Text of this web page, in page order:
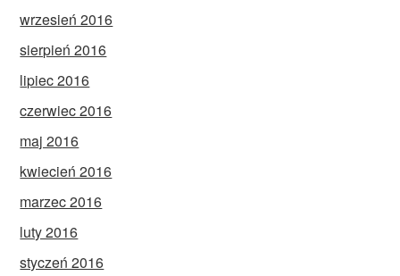
wrzesień 2016
sierpień 2016
lipiec 2016
czerwiec 2016
maj 2016
kwiecień 2016
marzec 2016
luty 2016
styczeń 2016